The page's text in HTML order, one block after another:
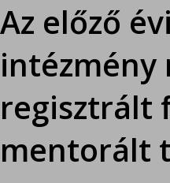
Az előző
intézmény
regisztrált
mentorált